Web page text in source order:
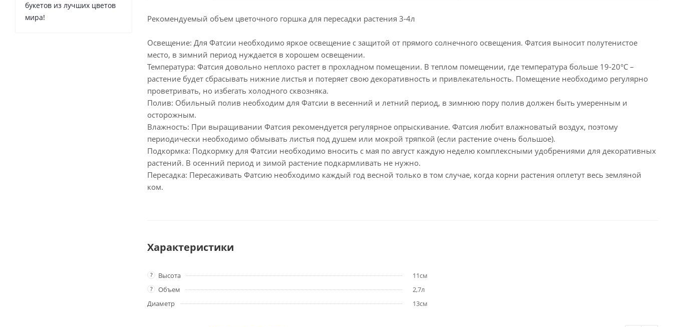
Рекомендуемый объем цветочного горшка для пересадки растения 3-4л
Освещение: Для Фатсии необходимо яркое освещение с защитой от прямого солнечного освещения. Фатсия выносит полутенистое
место, в зимний период нуждается в хорошем освещении.
Температура: Фатсия довольно неплохо растет в прохладном помещении. В теплом помещении, где температура больше 19-20°C –
растение будет сбрасывать нижние листья и потеряет свою декоративность и привлекательность. Помещение необходимо регулярно
проветривать, но избегать холодного сквозняка.
Полив: Обильный полив необходим для Фатсии в весенний и летний период, в зимнюю пору полив должен быть умеренным и
осторожным.
Влажность: При выращивании Фатсия рекомендуется регулярное опрыскивание. Фатсия любит влажноватый воздух, поэтому
периодически необходимо обмывать листья под душем или мокрой тряпкой (если растение очень большое).
Подкормка: Подкормку для Фатсии необходимо вносить с мая по август каждую неделю комплексными удобрениями для декоративных
растений. В осенний период и зимой растение подкармливать не нужно.
Пересадка: Пересаживать Фатсию необходимо каждый год весной только в том случае, когда корни растения оплетут весь земляной
ком.
Характеристики
? Высота 11см
? Объем
2,7л
Диаметр
13см
букетов из лучших цветов
мира!